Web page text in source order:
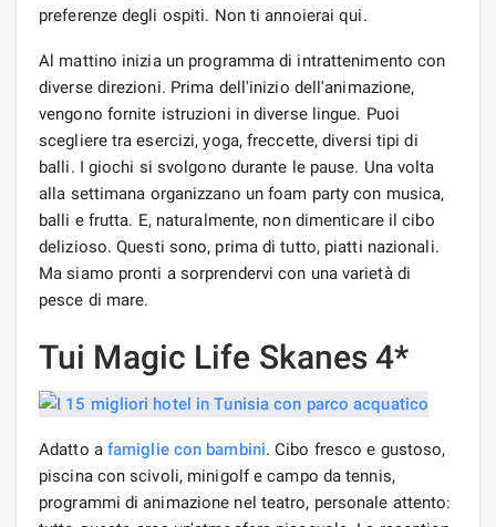
preferenze degli ospiti. Non ti annoierai qui.
Al mattino inizia un programma di intrattenimento con
diverse direzioni. Prima dell'inizio dell'animazione,
vengono fornite istruzioni in diverse lingue. Puoi
scegliere tra esercizi, yoga, freccette, diversi tipi di
balli. I giochi si svolgono durante le pause. Una volta
alla settimana organizzano un foam party con musica,
balli e frutta. E, naturalmente, non dimenticare il cibo
delizioso. Questi sono, prima di tutto, piatti nazionali.
Ma siamo pronti a sorprendervi con una varietà di
pesce di mare.
Tui Magic Life Skanes 4*
Adatto a famiglie con bambini. Cibo fresco e gustoso,
piscina con scivoli, minigolf e campo da tennis,
programmi di animazione nel teatro, personale attento: